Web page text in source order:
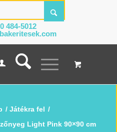
484-5012
/ Játékra fel /
Light Pink 90×90 cm